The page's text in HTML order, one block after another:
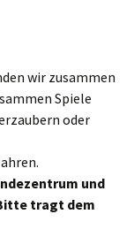
wir zusammen
Spiele
oder
und
tragt dem